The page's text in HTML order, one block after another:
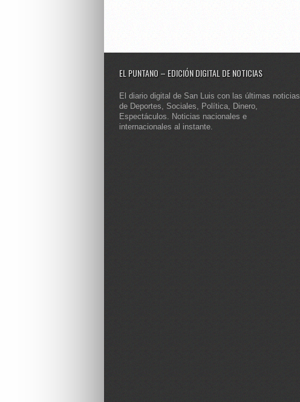
EL PUNTANO – EDICIÓN DIGITAL DE NOTICIAS
El diario digital de San Luis con las últimas noticias
de Deportes, Sociales, Política, Dinero,
Espectáculos. Noticias nacionales e
internacionales al instante.